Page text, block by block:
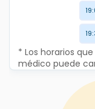
* Los horarios
médico puede